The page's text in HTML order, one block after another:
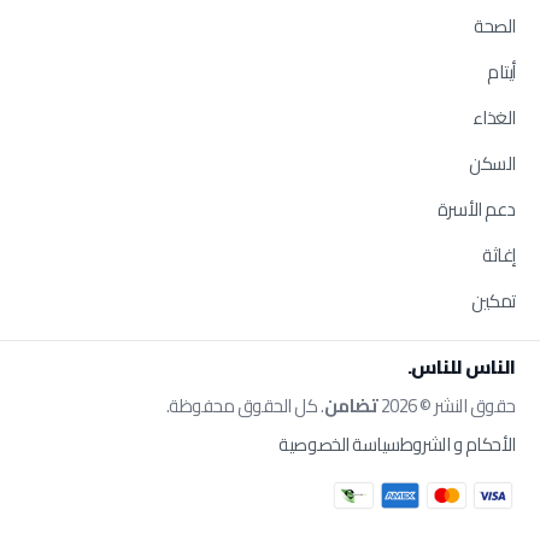
الصحة
أيتام
الغذاء
السكن
دعم الأسرة
إغاثة
تمكين
الناس للناس.
حقوق النشر © 2026 تضامن. كل الحقوق محفوظة.
الأحكام و الشروطسياسة الخصوصية